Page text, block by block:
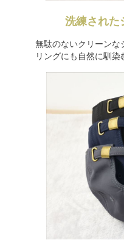
洗練された
無駄のないクリーンな
リングにも自然に馴染